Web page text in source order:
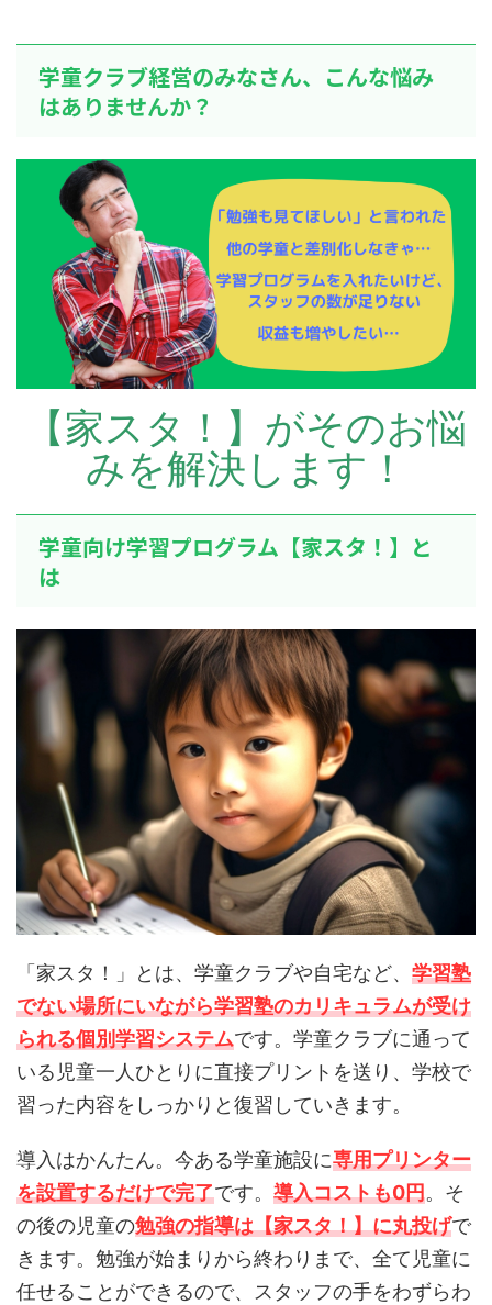
学童クラブ経営のみなさん、こんな悩み
はありませんか？
【家スタ！】がそのお悩
みを解決します！
学童向け学習プログラム【家スタ！】と
は
「家スタ！」とは、学童クラブや自宅など、 学習塾
でない場所にいながら学習塾のカリキュラムが受け
られる個別学習システムです。学童クラブに通って
いる児童一人ひとりに直接プリントを送り、学校で
習った内容をしっかりと復習していきます。
導入はかんたん。今ある学童施設に専用プリンター
を設置するだけで完了です。 導入コストも0円。そ
の後の児童の勉強の指導は【家スタ！】に丸投げで
きます。勉強が始まりから終わりまで、全て児童に
任せることができるので、スタッフの手をわずらわ